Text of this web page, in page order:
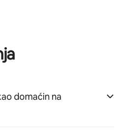
domaćin na